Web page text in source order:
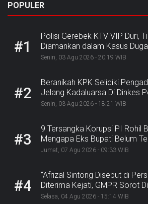
POPULER
#1
Polisi Gerebek KTV VIP Duri,
Diamankan dalam Kasus
Senin, 03 Agu 2026 - 20:19 WIB
#2
Beranikah KPK Selidiki
Jelang Kadaluarsa Di Dinkes
Senin, 03 Agu 2026 - 18:21 WIB
#3
9 Tersangka Korupsi PI Rohil
Mengapa Eks Bupati Belum
Rp9,2 Miliar
Jumat, 07 Agu 2026 - 09:33 WIB
#4
“Afrizal Sintong Disebut di
Diterima Kejati, GMPR Sorot
Miliar”
Selasa, 04 Agu 2026 - 15:14 WIB